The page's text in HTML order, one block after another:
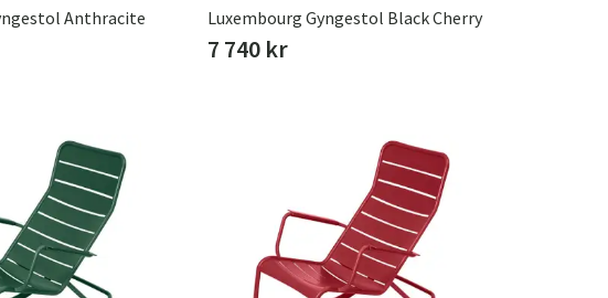
Anthracite Luxembourg Gyngestol Black Cherry
7 740 kr